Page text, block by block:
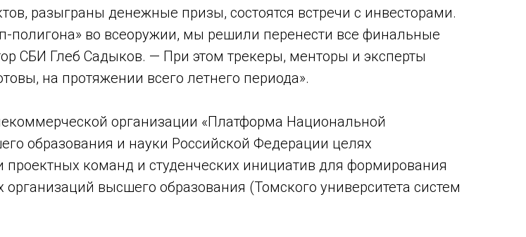
разыграны денежные призы, состоятся встречи с инвесторами.
полигона» во всеоружии, мы решили перенести все финальные
СБИ Глеб Садыков. — При этом трекеры, менторы и эксперты
на протяжении всего летнего периода».
организации «Платформа Национальной
образования и науки Российской Федерации целях
команд и студенческих инициатив для формирования
высшего образования (Томского университета систем